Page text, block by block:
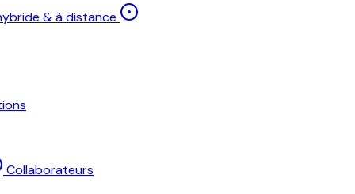
& à distance
Collaborateurs